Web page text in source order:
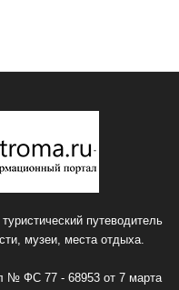
путеводитель
музеи, места отдыха.
№ ФС 77 - 68953 от 7 марта